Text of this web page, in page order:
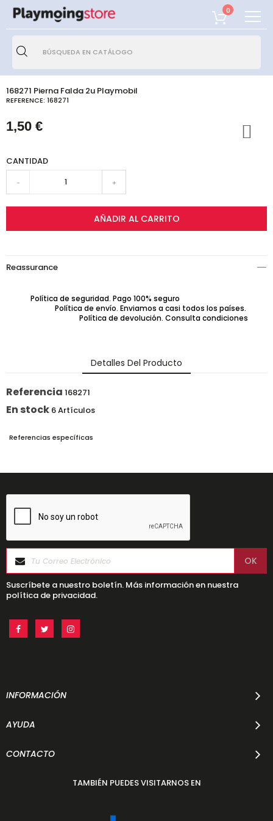
0
168271 Pierna Falda 2u Playmobil
REFERENCE: 168271
1,50 €
CANTIDAD
- +
AÑADIR AL CARRITO
Reassurance
Política de seguridad. Pago 100% seguro
Política de envío. Enviamos a casi todos los países.
Política de devolución. Consulta condiciones
Detalles Del Producto
Referencia 168271
En stock 6 Artículos
Referencias específicas
Suscríbete a nuestro boletín. Más información en nuestra
política de privacidad.
INFORMACIÓN
AYUDA
CONTACTO
TAMBIÉN PUEDES VISITARNOS EN